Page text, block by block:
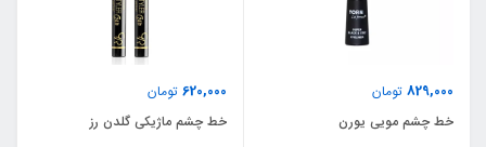
829,000 تومان
خط چشم مویی یورن
620,000 تومان
خط چشم ماژیکی گلدن رز